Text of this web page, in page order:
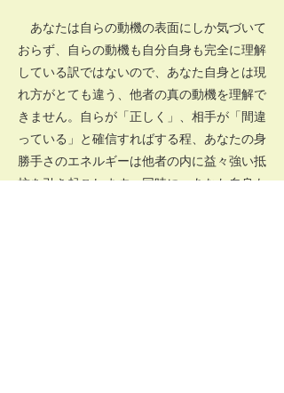
あなたは自らの動機の表面にしか気づいて
おらず、自らの動機も自分自身も完全に理解
している訳ではないので、あなた自身とは現
れ方がとても違う、他者の真の動機を理解で
きません。自らが「正しく」、相手が「間違
っている」と確信すればする程、あなたの身
勝手さのエネルギーは他者の内に益々強い抵
抗を引き起こします。同時に、あなた自身も